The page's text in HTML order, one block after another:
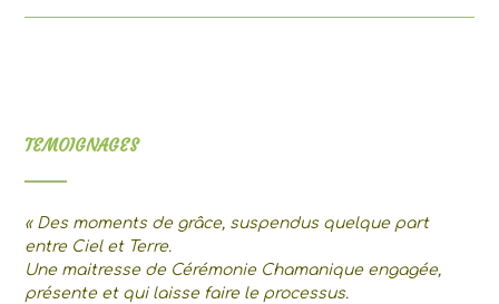
TEMOIGNAGES
« Des moments de grâce, suspendus quelque part
entre Ciel et Terre.
Une maitresse de Cérémonie Chamanique engagée,
présente et qui laisse faire le processus.